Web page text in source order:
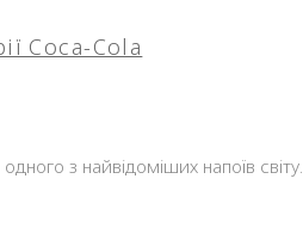
Coca-Cola
з найвідоміших напоїв світу.